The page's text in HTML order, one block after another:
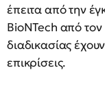
έπειτα από την
BioNTech από τον
διαδικασίας
επικρίσεις.